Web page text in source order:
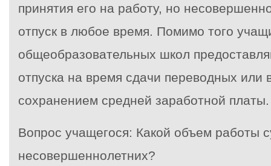
принятия его на работу, но
отпуск в любое время. Помимо того
общеобразовательных школ
отпуска на время сдачи переводных или
сохранением средней заработной платы.
Вопрос учащегося: Какой объем работы
несовершеннолетних?